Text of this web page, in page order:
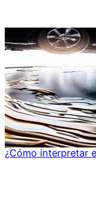
¿Cómo interpretar